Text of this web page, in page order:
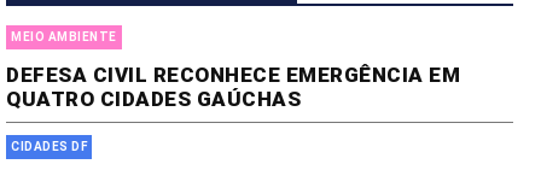
MEIO AMBIENTE
DEFESA CIVIL RECONHECE EMERGÊNCIA EM
QUATRO CIDADES GAÚCHAS
CIDADES DF